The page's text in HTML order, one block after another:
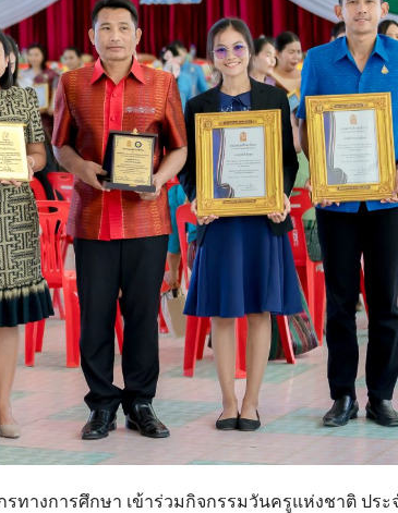
างการศึกษา เข้าร่วมกิจกรรมวันครูแห่งชาติ ประ